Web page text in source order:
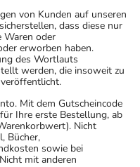
und ähnliche
gegenüber Lactose.
denen
deswegen
neuen
von Kunden auf unseren
dass diese nur
Waren oder
erworben haben.
des Wortlauts
werden, die insoweit zu
Mit dem Gutscheincode
Ihre erste Bestellung, ab
Nicht
Bücher,
sowie bei
mit anderen